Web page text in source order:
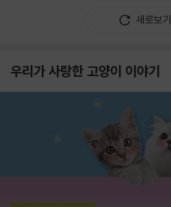
새로보기
우리가 사랑한 고양이 이야기